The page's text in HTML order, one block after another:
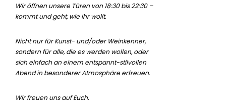
Wir öffnen unsere Türen von 18:30 bis 22:30 –
kommt und geht, wie Ihr wollt.
Nicht nur für Kunst- und/oder Weinkenner,
sondern für alle, die es werden wollen, oder
sich einfach an einem entspannt-stilvollen
Abend in besonderer Atmosphäre erfreuen.
Wir freuen uns auf Euch.